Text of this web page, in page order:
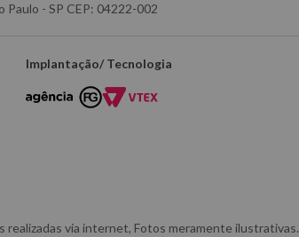
Paulo - SP CEP: 04222-002
Implantação/ Tecnologia
via internet, Fotos meramente ilustrativas.